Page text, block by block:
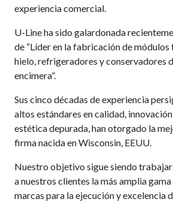
experiencia comercial.
U-Line ha sido galardonada
de “Líder en la fabricación de
hielo, refrigeradores y conservadores
encimera”.
Sus cinco décadas de experiencia
altos estándares en calidad,
estética depurada, han otorgado la
firma nacida en Wisconsin, EEUU.
Nuestro objetivo sigue siendo
a nuestros clientes la más amplia
marcas para la ejecución y excelencia